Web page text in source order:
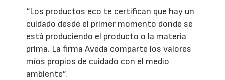
“Los productos eco te certifican que hay un
cuidado desde el primer momento donde se
está produciendo el producto o la materia
prima. La firma Aveda comparte los valores
míos propios de cuidado con el medio
ambiente”.